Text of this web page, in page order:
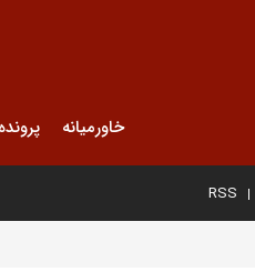
خاورمیانه
RSS